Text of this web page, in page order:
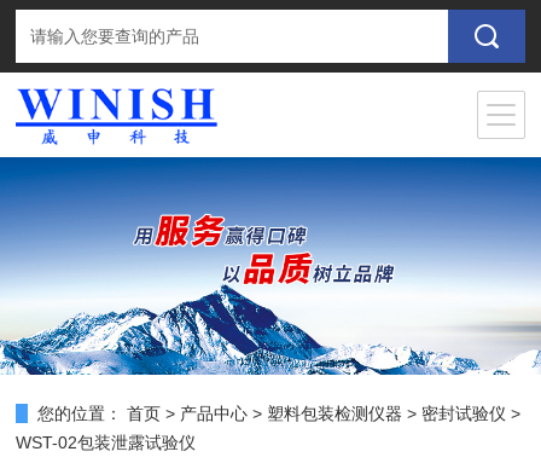
您的位置： 首页 > 产品中心 > 塑料包装检测仪器 > 密封试验仪 >
WST-02包装泄露试验仪